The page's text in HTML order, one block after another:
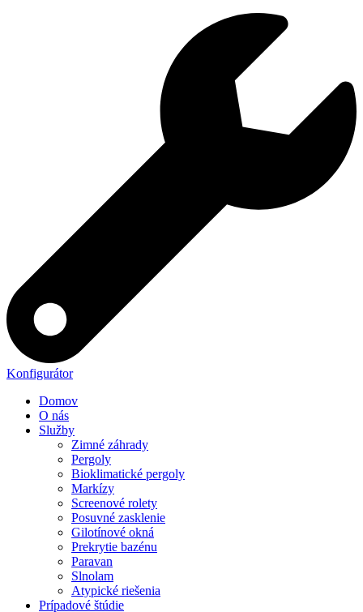
Konfigurátor
Domov
O nás
Služby
Zimné záhrady
Pergoly
Bioklimatické pergoly
Markízy
Screenové rolety
Posuvné zasklenie
Gilotínové okná
Prekrytie bazénu
Paravan
Slnolam
Atypické riešenia
Prípadové štúdie